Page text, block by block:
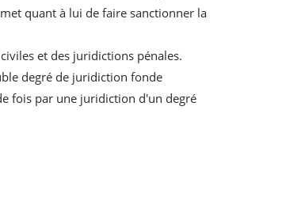
quant à lui de faire sanctionner la
et des juridictions pénales.
degré de juridiction fonde
fois par une juridiction d'un degré